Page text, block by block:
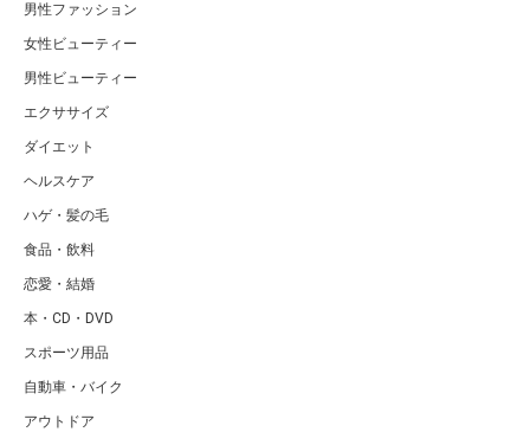
男性ファッション
女性ビューティー
男性ビューティー
エクササイズ
ダイエット
ヘルスケア
ハゲ・髪の毛
食品・飲料
恋愛・結婚
本・CD・DVD
スポーツ用品
自動車・バイク
アウトドア